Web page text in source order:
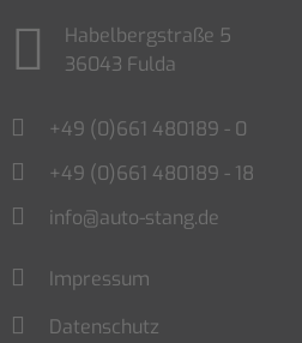
Habelbergstraße 5
36043 Fulda
+49 (0)661 480189 - 0
+49 (0)661 480189 - 18
info@auto-stang.de
Impressum
Datenschutz